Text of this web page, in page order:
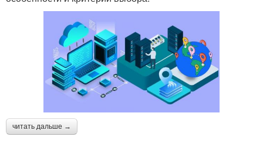
читать дальше →